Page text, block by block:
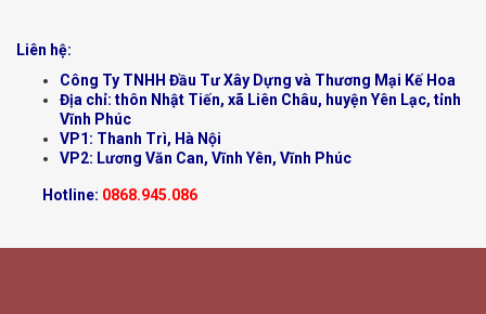
Liên hệ:
Công Ty TNHH Đầu Tư Xây Dựng và Thương Mại Kế Hoa
Địa chỉ: thôn Nhật Tiến, xã Liên Châu, huyện Yên Lạc, tỉnh
Vĩnh Phúc
VP1: Thanh Trì, Hà Nội
VP2: Lương Văn Can, Vĩnh Yên, Vĩnh Phúc
Hotline: 0868.945.086